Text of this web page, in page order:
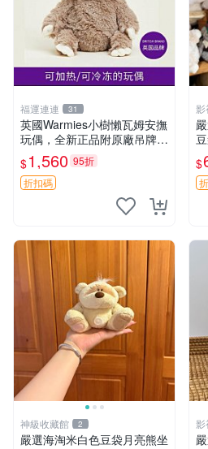
福運連連 31
英國Warmies小樹懶瓦姆安撫
玩偶，全新正品附原廠吊牌與
防塵袋，內藏薰衣草可加熱，
適合各個年齡層，冷暖兩用享
受抱抱樂趣，不容錯過嚴選好
$1,560 95折
折扣碼
影
玩
$
神級收藏館 2
嚴選海淘米白色豆袋月亮熊坐
影